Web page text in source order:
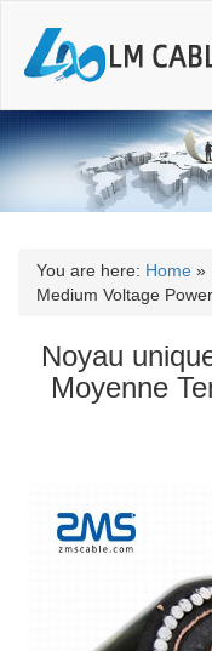
You are here: Home »
Medium Voltage
Noyau
Moyenne